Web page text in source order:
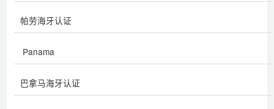
帕劳海牙认证
Panama
巴拿马海牙认证